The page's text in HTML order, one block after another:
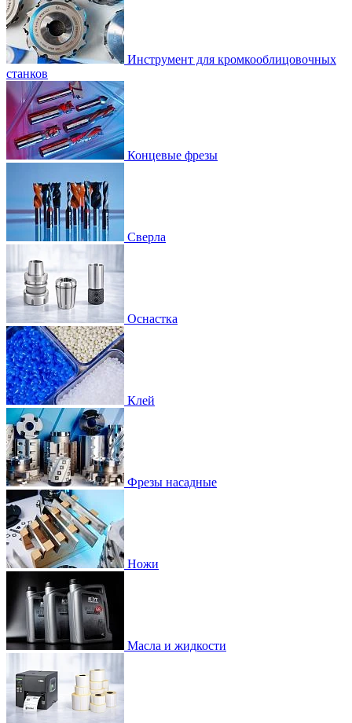
Инструмент для кромкооблицовочных
станков
Концевые фрезы
Сверла
Оснастка
Клей
Фрезы насадные
Ножи
Масла и жидкости